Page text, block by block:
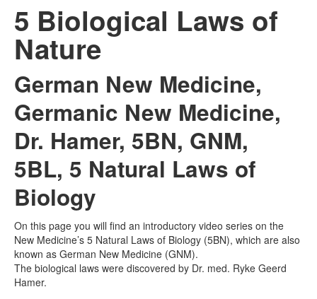
5 Biological Laws of
Nature
German New Medicine,
Germanic New Medicine,
Dr. Hamer, 5BN, GNM,
5BL, 5 Natural Laws of
Biology
On this page you will find an introductory video series on the
New Medicine’s 5 Natural Laws of Biology (5BN), which are also
known as German New Medicine (GNM).
The biological laws were discovered by Dr. med. Ryke Geerd
Hamer.